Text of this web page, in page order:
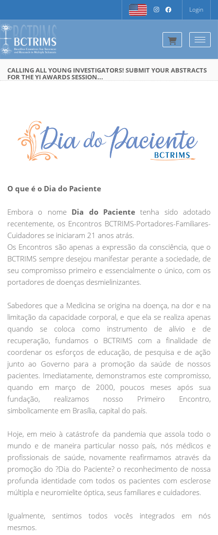
Login
CALLING ALL YOUNG INVESTIGATORS! SUBMIT YOUR ABSTRACTS
FOR THE YI AWARDS SESSION...
O que é o Dia do Paciente
Embora o nome Dia do Pacientetenha sido adotado
recentemente, os Encontros BCTRIMS-Portadores-Familiares-
Cuidadores se iniciaram 21 anos atrás.
Os Encontros são apenas a expressão da consciência, que o
BCTRIMS sempre desejou manifestar perante a sociedade, de
seu compromisso primeiro e essencialmente o único, com os
portadores de doenças desmielinizantes.
Sabedores que a Medicina se origina na doença, na dor e na
limitação da capacidade corporal, e que ela se realiza apenas
quando se coloca como instrumento de alívio e de
recuperação, fundamos o BCTRIMS com a finalidade de
coordenar os esforços de educação, de pesquisa e de ação
junto ao Governo para a promoção da saúde de nossos
pacientes. Imediatamente, demonstramos este compromisso,
quando em março de 2000, poucos meses após sua
fundação, realizamos nosso Primeiro Encontro,
simbolicamente em Brasília, capital do país.
Hoje, em meio à catástrofe da pandemia que assola todo o
mundo e de maneira particular nosso país, nós médicos e
profissionais de saúde, novamente reafirmamos através da
promoção do ?Dia do Paciente? o reconhecimento de nossa
profunda identidade com todos os pacientes com esclerose
múltipla e neuromielite óptica, seus familiares e cuidadores.
Igualmente, sentimos todos vocês integrados em nós
mesmos.